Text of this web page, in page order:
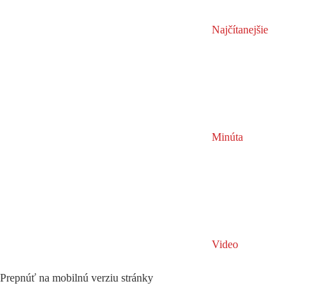
Najčítanejšie
Minúta
Video
Prepnúť na mobilnú verziu stránky